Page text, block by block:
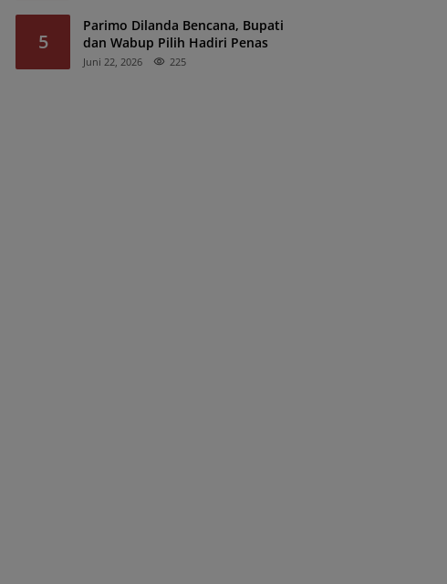
5
Parimo Dilanda Bencana, Bupati
dan Wabup Pilih Hadiri Penas
Juni 22, 2026 225